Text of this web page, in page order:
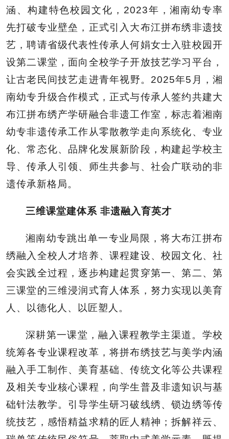
涵、构建特色校园文化，2023年，湘南幼专率
先打破专业壁垒，正式引入大布江拼布绣非遗技
艺，聘请省级代表性传承人何娟女士入驻校园开
设第二课堂，面向全校学子开放技艺学习平台，
让古老民间技艺走进青年视野。2025年5月，湘
南幼专升级合作模式，正式与传承人签约共建大
布江拼布绣产学研融合非遗工作室，标志着湘南
幼专非遗传承工作从零散教学走向系统化、专业
化、常态化、品牌化发展新阶段，构建起学校主
导、传承人引领、师生共参与、社会广联动的非
遗传承新格局。
三维课堂建体系 非遗融入育英才
湘南幼专跳出单一专业局限，将大布江拼布
绣融入全校人才培养、课程建设、校园文化、社
会实践全过程，逐步构建起贯穿第一、第二、第
三课堂的三维浸润式育人体系，努力实现以美育
人、以德化人、以匠塑人。
深耕第一课堂，融入课程教学主渠道。学校
统筹各专业课程改革，将拼布绣技艺与美学内涵
融入手工制作、美育基础、传统文化等公共课程
及相关专业核心课程，向学生普及非遗知识与基
础针法教学。引导学生研习破线绣、锁边绣等传
统技艺，感悟精益求精的匠人精神；拆解祥云、